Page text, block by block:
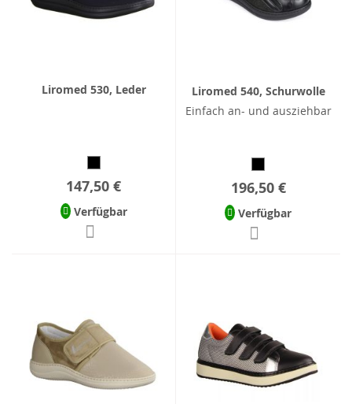
Liromed 530, Leder
147,50 €
Verfügbar
Liromed 540, Schurwolle
Einfach an- und ausziehbar
196,50 €
Verfügbar